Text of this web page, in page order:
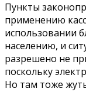
Пункты
применению
использовании
населению, и
разрешено не
поскольку
Но там тоже